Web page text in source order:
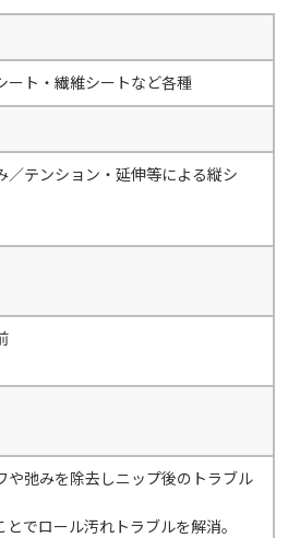
ート・繊維シートなど各種
／テンション・延伸等による縦シ
や弛みを除去しニップ後のトラブル
でロール汚れトラブルを解消。